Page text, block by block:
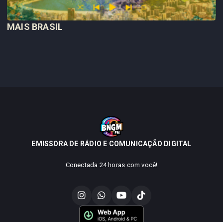
MAIS BRASIL
EMISSORA DE RÁDIO E COMUNICAÇÃO DIGITAL
Conectada 24 horas com você!